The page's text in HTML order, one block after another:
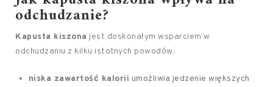
odchudzanie?
Kapusta kiszona jest doskonałym wsparciem w
odchudzaniu z kilku istotnych powodów:
niska zawartość kalorii umożliwia jedzenie większych